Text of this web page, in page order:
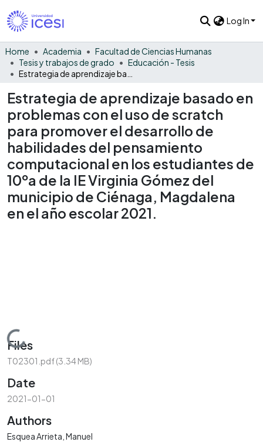
Log In
Home Academia
Facultad de Ciencias Humanas
Tesis y trabajos de grado
Educación - Tesis
Estrategia de aprendizaje basado en
problemas con el uso de scratch
para promover el desarrollo de
habilidades del pensamiento
computacional en los estudiantes de
10ºa de la IE Virginia Gómez del
municipio de Ciénaga, Magdalena
en el año escolar 2021.
Loading...
Files
T02301.pdf(3.34 MB)
Date
2021-01-01
Authors
Esquea Arrieta, Manuel